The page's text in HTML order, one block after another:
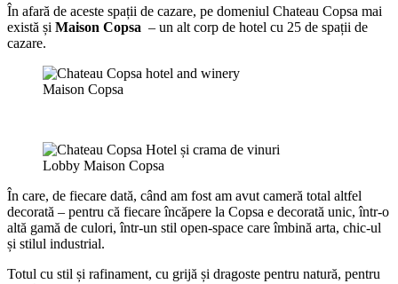
În afară de aceste spații de cazare, pe domeniul Chateau Copsa mai
există și Maison Copsa – un alt corp de hotel cu 25 de spații de
cazare.
Maison Copsa
Lobby Maison Copsa
În care, de fiecare dată, când am fost am avut cameră total altfel
decorată – pentru că fiecare încăpere la Copsa e decorată unic, într-o
altă gamă de culori, într-un stil open-space care îmbină arta, chic-ul
și stilul industrial.
Totul cu stil și rafinament, cu grijă și dragoste pentru natură, pentru